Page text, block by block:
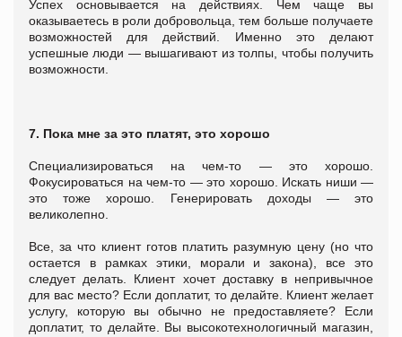
Успех основывается на действиях. Чем чаще вы
оказываетесь в роли добровольца, тем больше получаете
возможностей для действий. Именно это делают
успешные люди ― вышагивают из толпы, чтобы получить
возможности.
7. Пока мне за это платят, это хорошо
Специализироваться на чем-то ― это хорошо.
Фокусироваться на чем-то ― это хорошо. Искать ниши ―
это тоже хорошо. Генерировать доходы ― это
великолепно.
Все, за что клиент готов платить разумную цену (но что
остается в рамках этики, морали и закона), все это
следует делать. Клиент хочет доставку в непривычное
для вас место? Если доплатит, то делайте. Клиент желает
услугу, которую вы обычно не предоставляете? Если
доплатит, то делайте. Вы высокотехнологичный магазин,